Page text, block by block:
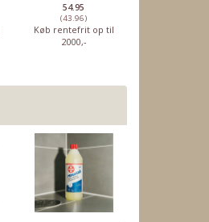
54.95
(43.96)
Køb rentefrit op til
2000,-